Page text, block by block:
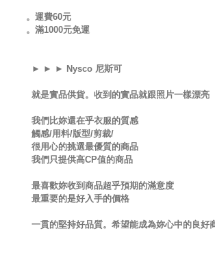
。運費60元
。滿1000元免運
► ► ► Nysco 尼斯可
就是實品供貨。收到的實品就跟照片一樣漂亮
我們比妳還在乎衣服的質感
觸感/用料/版型/剪裁/
很用心的挑選最優質的商品
我們只提供高CP值的商品
最喜歡妳收到商品超乎預期的滿意度
最重要的是好入手的價格
一貫的堅持好品質。希望能成為妳心中的良好